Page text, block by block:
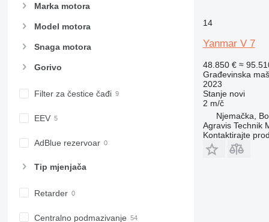
992
AP
CB
CS
E-series
IT
MH
PM
Marka motora
Model motora
Snaga motora
Gorivo
Filter za čestice čađi
EEV
AdBlue rezervoar
Tip mјenjača
Retarder
Centralno podmazivanje
14
Yanmar V 7
48.850 € ≈
Građevinska
2023
Stanjenovi
2 m/č
Njemačka,
Agravis Technik
Kontaktirajte